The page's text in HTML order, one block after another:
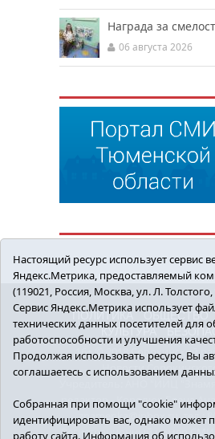
Награда за
06 августа 2026
ПОЛИТИКА ОБЩЕСТВО
КУЛЬТУРА
16+ © 2018 Сорокинский
Новости
редактор - Королюк Елена
znamenka@inbox.ru, тел.:
Регистрационный номер
Настоящий ресурс использует сервис
Яндекс.Метрика, предоставляемый
(119021, Россия, Москва, ул. Л.
Сервис Яндекс.Метрика использует
технических данных посетителей для
работоспособности и улучшения
Продолжая использовать ресурс, Вы
соглашаетесь с использованием
Собранная при помощи "cookie"
идентифицировать вас, однако
работу сайта. Информация об